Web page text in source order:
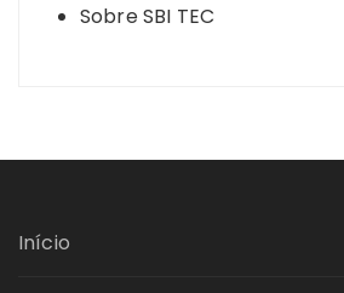
Sobre SBI TEC
Início